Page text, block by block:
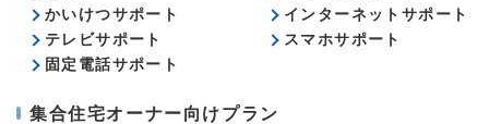
かいけつサポート
インターネットサポート
テレビサポート
スマホサポート
固定電話サポート
集合住宅オーナー向けプラン